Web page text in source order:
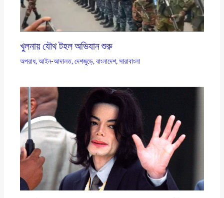
খুলনায় যৌথ টহল অভিযান শুরু
অপরাধ,আইন-আদালত,দেশজুড়ে,বাংলাদেশ,সারাবাংলা